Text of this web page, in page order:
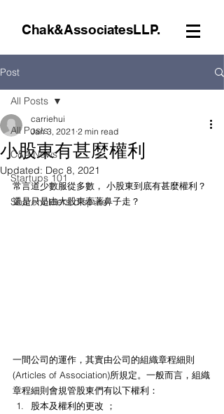
Chak&AssociatesLLP.
Post
All Posts
C&A News
Startups 101
Shareholders dispute
All Posts
小股東有甚麼權利
carriehui
Jan 3, 2021 2 min read
Updated: Dec 8, 2021
常言道少數服從多數， 小股東到底有甚麼權利？
還是只是由大股東牽著鼻子走？
一間公司的運作，其實由公司的組織章程細則
(Articles of Association)所規定。一般而言，組織
章程細則會規管股東們有以下權利：
股本及權利的更改 ；